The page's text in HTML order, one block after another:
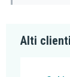
Alti